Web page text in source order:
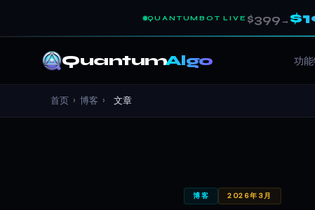
QUANTUMBOT LIVE $399→
QuantumAlgo 功
首页 › 博客 › 文章
博客 2026年3月